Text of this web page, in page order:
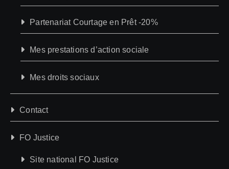
Partenariat Courtage en Prêt -20%
Mes prestations d’action sociale
Mes droits sociaux
Contact
FO Justice
Site national FO Justice